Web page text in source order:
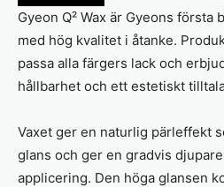
Gyeon Q² Wax är Gyeons första
med hög kvalitet i åtanke.
passa alla färgers lack och
hållbarhet och ett estetiskt
Vaxet ger en naturlig pärleffekt
glans och ger en gradvis
applicering. Den höga glansen